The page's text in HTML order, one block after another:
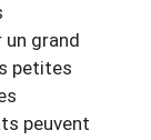
grand
petites
peuvent